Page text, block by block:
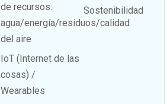
de recursos:
agua/energía/residuos/calidad
del aire
IoT (Internet de las
cosas) /
Wearables
Sostenibilidad